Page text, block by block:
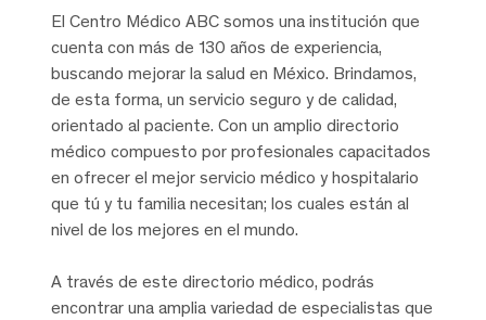
El Centro Médico ABC somos una institución que
cuenta con más de 130 años de experiencia,
buscando mejorar la salud en México. Brindamos,
de esta forma, un servicio seguro y de calidad,
orientado al paciente. Con un amplio directorio
médico compuesto por profesionales capacitados
en ofrecer el mejor servicio médico y hospitalario
que tú y tu familia necesitan; los cuales están al
nivel de los mejores en el mundo.
A través de este directorio médico, podrás
encontrar una amplia variedad de especialistas que